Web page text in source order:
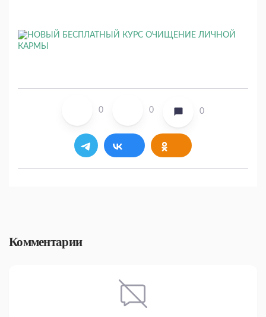
0 0 0
Комментарии